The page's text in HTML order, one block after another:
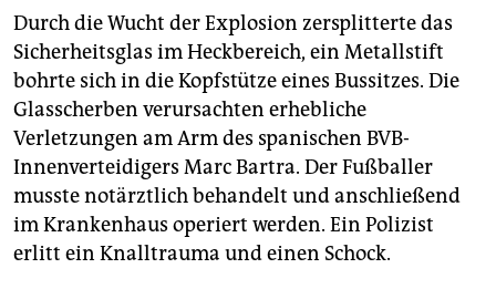
Durch die Wucht der Explosion zersplitterte das
Sicherheitsglas im Heckbereich, ein Metallstift
bohrte sich in die Kopfstütze eines Bussitzes. Die
Glasscherben verursachten erhebliche
Verletzungen am Arm des spanischen BVB-
Innenverteidigers Marc Bartra. Der Fußballer
musste notärztlich behandelt und anschließend
im Krankenhaus operiert werden. Ein Polizist
erlitt ein Knalltrauma und einen Schock.